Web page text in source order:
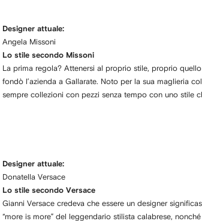
Designer attuale:
Angela Missoni
Lo stile secondo Missoni
La prima regola? Attenersi al proprio stile, proprio
fondò l’azienda a Gallarate. Noto per la sua maglieria
sempre collezioni con pezzi senza tempo con uno stile
Designer attuale:
Donatella Versace
Lo stile secondo Versace
Gianni Versace credeva che essere un designer
“more is more” del leggendario stilista calabrese,